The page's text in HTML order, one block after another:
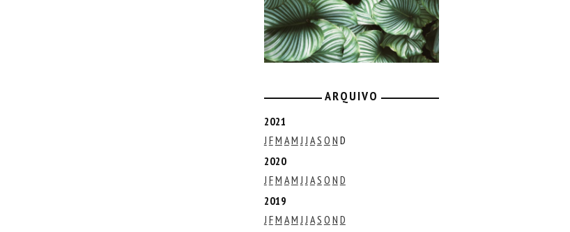
ARQUIVO
2021
J FM AM J J AS O N D
2020
J FM AM J J AS O N D
2019
J FM AM J J AS O N D